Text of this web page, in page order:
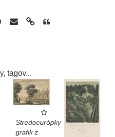
tagov...
Stredoeurópky
grafik z